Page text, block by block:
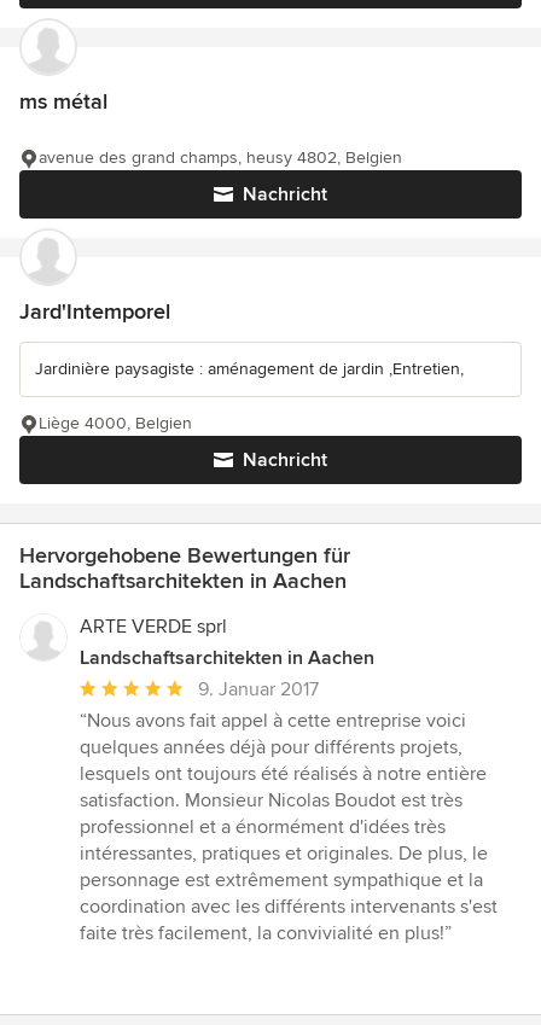
ms métal
Nachricht
avenue des grand champs, heusy 4802, Belgien
Jard'Intemporel
Jardinière paysagiste : aménagement de jardin ,Entretien,
Nachricht
Liège 4000, Belgien
Hervorgehobene Bewertungen für
Landschaftsarchitekten in Aachen
ARTE VERDE sprl
Landschaftsarchitekten in Aachen
Durchschnittliche
Bewertung:
5
von
5
Sternen
9. Januar 2017
“Nous avons fait appel à cette entreprise voici
quelques années déjà pour différents projets,
lesquels ont toujours été réalisés à notre entière
satisfaction. Monsieur Nicolas Boudot est très
professionnel et a énormément d'idées très
intéressantes, pratiques et originales. De plus, le
personnage est extrêmement sympathique et la
coordination avec les différents intervenants s'est
faite très facilement, la convivialité en plus!”